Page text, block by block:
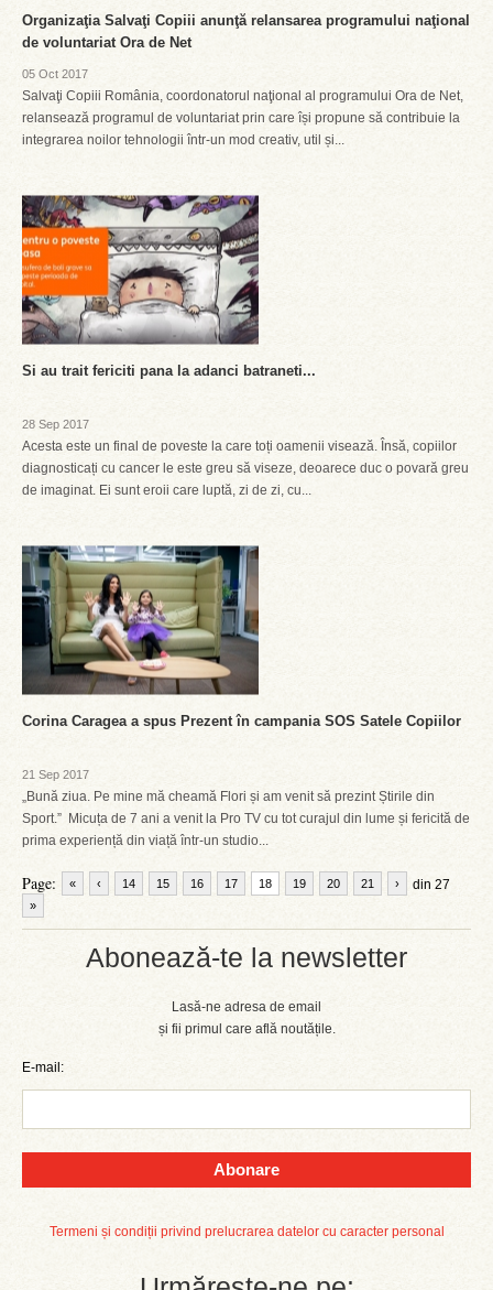
Abonează-te la newsletter
Lasă-ne adresa de email
și fii primul care află noutățile.
E-mail:
Abonare
Termeni și condiții privind prelucrarea datelor cu caracter personal
Organizaţia Salvaţi Copiii anunţă relansarea programului naţional
de voluntariat Ora de Net
05 Oct 2017
Salvaţi Copiii România, coordonatorul naţional al programului Ora de Net,
relansează programul de voluntariat prin care își propune să contribuie la
integrarea noilor tehnologii într-un mod creativ, util și...
Si au trait fericiti pana la adanci batraneti...
28 Sep 2017
Acesta este un final de poveste la care toți oamenii visează. Însă, copiilor
diagnosticați cu cancer le este greu să viseze, deoarece duc o povară greu
de imaginat. Ei sunt eroii care luptă, zi de zi, cu...
Corina Caragea a spus Prezent în campania SOS Satele Copiilor
21 Sep 2017
„Bună ziua. Pe mine mă cheamă Flori și am venit să prezint Știrile din
Sport.” Micuța de 7 ani a venit la Pro TV cu tot curajul din lume și fericită de
prima experiență din viață într-un studio...
Page: « ‹ 14 15 16 17 18 19 20 21 din 27
›
»